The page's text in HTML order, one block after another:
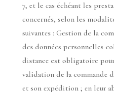
7, et le cas échéant les
concernés, selon les
suivantes : Gestion de la
des données personnelles
distance est obligatoire
validation de la commande
et son expédition ; en leur